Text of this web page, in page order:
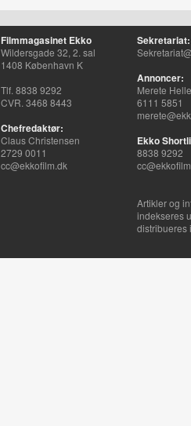
Filmmagasinet Ekko
Wildersgade 32, 2. sal
1408 København K
Tlf. 8838 9292
CVR. 3468 8443
Chefredaktør:
Claus Christensen
2729 0011
cc@ekkofilm.dk
Sekretariat:
Annoncer:
Merete
6111 5851
Ekko
8838 9292
Artikler og
indekseres
distribueres